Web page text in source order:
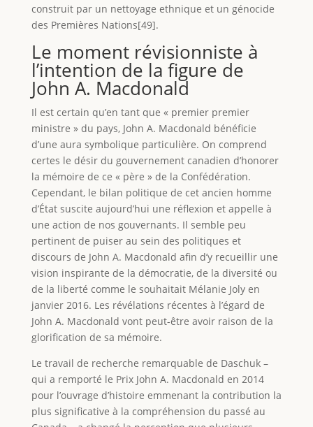
construit par un nettoyage ethnique et un génocide
des Premières Nations[49].
Le moment révisionniste à
l’intention de la figure de
John A. Macdonald
Il est certain qu’en tant que « premier premier
ministre » du pays, John A. Macdonald bénéficie
d’une aura symbolique particulière. On comprend
certes le désir du gouvernement canadien d’honorer
la mémoire de ce « père » de la Confédération.
Cependant, le bilan politique de cet ancien homme
d’État suscite aujourd’hui une réflexion et appelle à
une action de nos gouvernants. Il semble peu
pertinent de puiser au sein des politiques et
discours de John A. Macdonald afin d’y recueillir une
vision inspirante de la démocratie, de la diversité ou
de la liberté comme le souhaitait Mélanie Joly en
janvier 2016. Les révélations récentes à l’égard de
John A. Macdonald vont peut-être avoir raison de la
glorification de sa mémoire.
Le travail de recherche remarquable de Daschuk –
qui a remporté le Prix John A. Macdonald en 2014
pour l’ouvrage d’histoire emmenant la contribution la
plus significative à la compréhension du passé au